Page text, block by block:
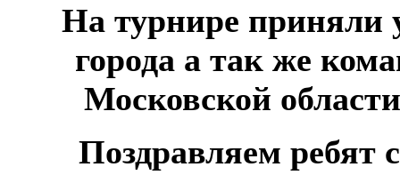
На турнире приняли
города а так же
Московской
Поздравляем ребят